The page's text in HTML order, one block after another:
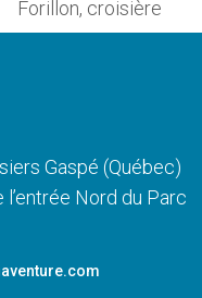
Gaspé (Québec)
Nord du Parc